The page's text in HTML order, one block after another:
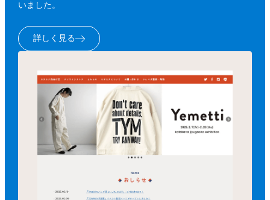
いました。
詳しく見る